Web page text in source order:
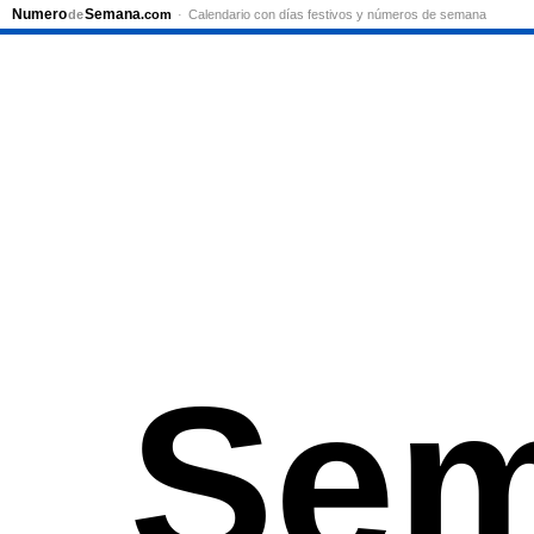
NumerodeSemana.com Calendario con días festivos y números de semana